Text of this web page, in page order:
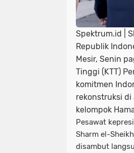
Spektrum.id |
Republik
Mesir, Senin
Tinggi (KTT)
komitmen
rekonstruksi di
kelompok
Pesawat
Sharm el-Sheikh
disambut